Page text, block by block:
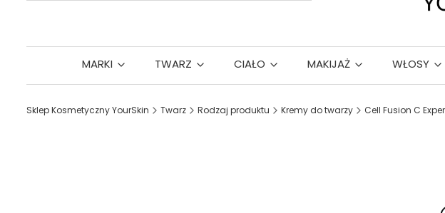
MARKI TWARZ CIAŁO MAKIJAŻ WŁOSY
Sklep Kosmetyczny YourSkin Twarz Rodzaj produktu Kremy do twarzy Cell Fusion C